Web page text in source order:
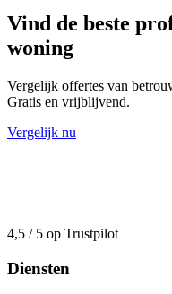
Vind de beste
woning
Vergelijk offertes van
Gratis en vrijblijvend.
Vergelijk nu
4,5 / 5 op Trustpilot
Diensten